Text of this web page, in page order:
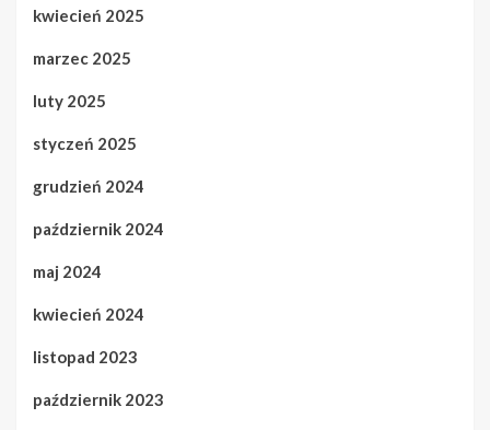
kwiecień 2025
marzec 2025
luty 2025
styczeń 2025
grudzień 2024
październik 2024
maj 2024
kwiecień 2024
listopad 2023
październik 2023